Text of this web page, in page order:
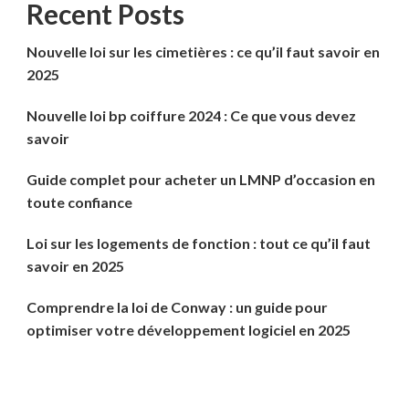
Recent Posts
Nouvelle loi sur les cimetières : ce qu’il faut savoir en
2025
Nouvelle loi bp coiffure 2024 : Ce que vous devez
savoir
Guide complet pour acheter un LMNP d’occasion en
toute confiance
Loi sur les logements de fonction : tout ce qu’il faut
savoir en 2025
Comprendre la loi de Conway : un guide pour
optimiser votre développement logiciel en 2025